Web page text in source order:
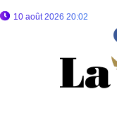
10 août 2026 20:02